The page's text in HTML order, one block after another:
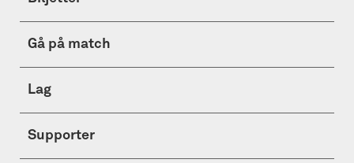
Gå på match
Lag
Supporter